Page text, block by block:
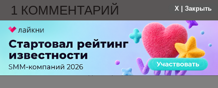
1 КОММЕНТАРИЙ
Иван
больше года назад
Контент в Яндекс.Профиле - полезно
X | Закрыть